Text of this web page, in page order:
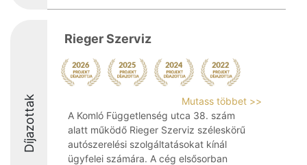
Díjazottak
Rieger Szerviz
Mutass többet >>
A Komló Függetlenség utca 38. szám
alatt működő Rieger Szerviz széleskörű
autószerelési szolgáltatásokat kínál
ügyfelei számára. A cég elsősorban